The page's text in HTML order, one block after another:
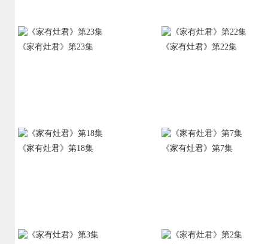
《家有灶君》第23集 《家有灶君》第22集
《家有灶君》第18集 《家有灶君》第7集